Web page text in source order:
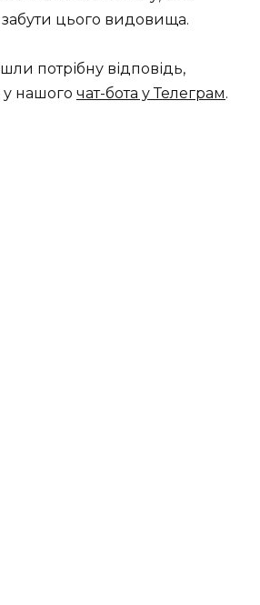
цього видовища.
потрібну відповідь,
у нашого чат-бота у Телеграм.